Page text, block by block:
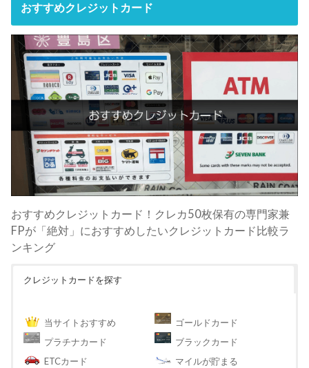
おすすめクレジットカード
おすすめクレジットカード！クレカ50枚保有の専門家兼
FPが「絶対」におすすめしたいクレジットカード比較ラ
ンキング
クレジットカードを探す
当サイトおすすめ
ゴールドカード
プラチナカード
ブラックカード
ETCカード
マイルが貯まる